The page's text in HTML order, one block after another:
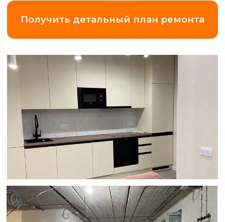
Точный замер и
смету.Максимальная прозрачность
и точность в подборе работ и
материалов.
*Что вы получаете
за эти деньги?
Замер квартиры
5 000 ₽